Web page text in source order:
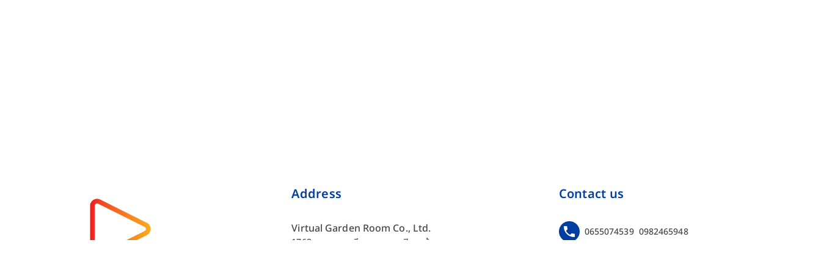
Address
Virtual Garden Room Co., Ltd.
1768 ถนนเพชรบุรี แขวงบางกะปิ เขตห้วยขวาง กรุงเทพมหานคร
Contact us
0655074539 0982465948